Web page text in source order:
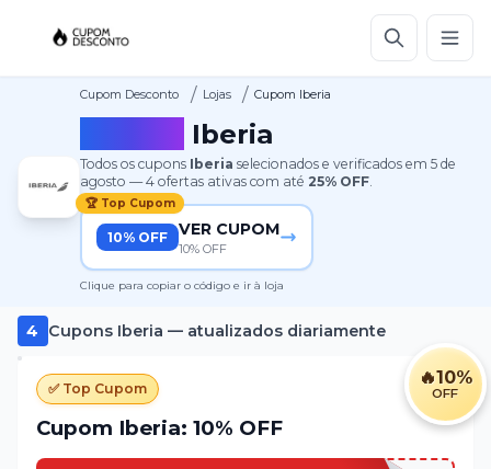
Cupom Desconto / Lojas / Cupom Iberia
Iberia
Todos os cupons Iberia selecionados e verificados em 5 de
agosto —4 ofertas ativas com até 25% OFF.
🏆 Top Cupom
10% OFF VER CUPOM
10% OFF
Clique para copiar o código e ir à loja
4 Cupons Iberia — atualizados diariamente
🔥10%
OFF
✅ Top Cupom
Cupom Iberia: 10% OFF